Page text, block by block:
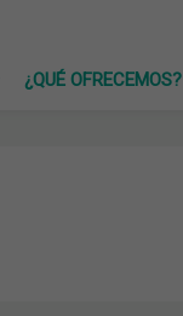
¿QUÉ OFRECEMOS?